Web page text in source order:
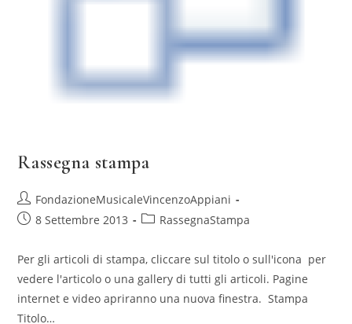
Rassegna stampa
Autore
dell'articolo:
FondazioneMusicaleVincenzoAppiani
Articolo8 Settembre 2013
Categoria
RassegnaStampa
Per gli articoli di stampa, cliccare sul titolo o sull'icona per
vedere l'articolo o una gallery di tutti gli articoli. Pagine
internet e video apriranno una nuova finestra. Stampa
Titolo…